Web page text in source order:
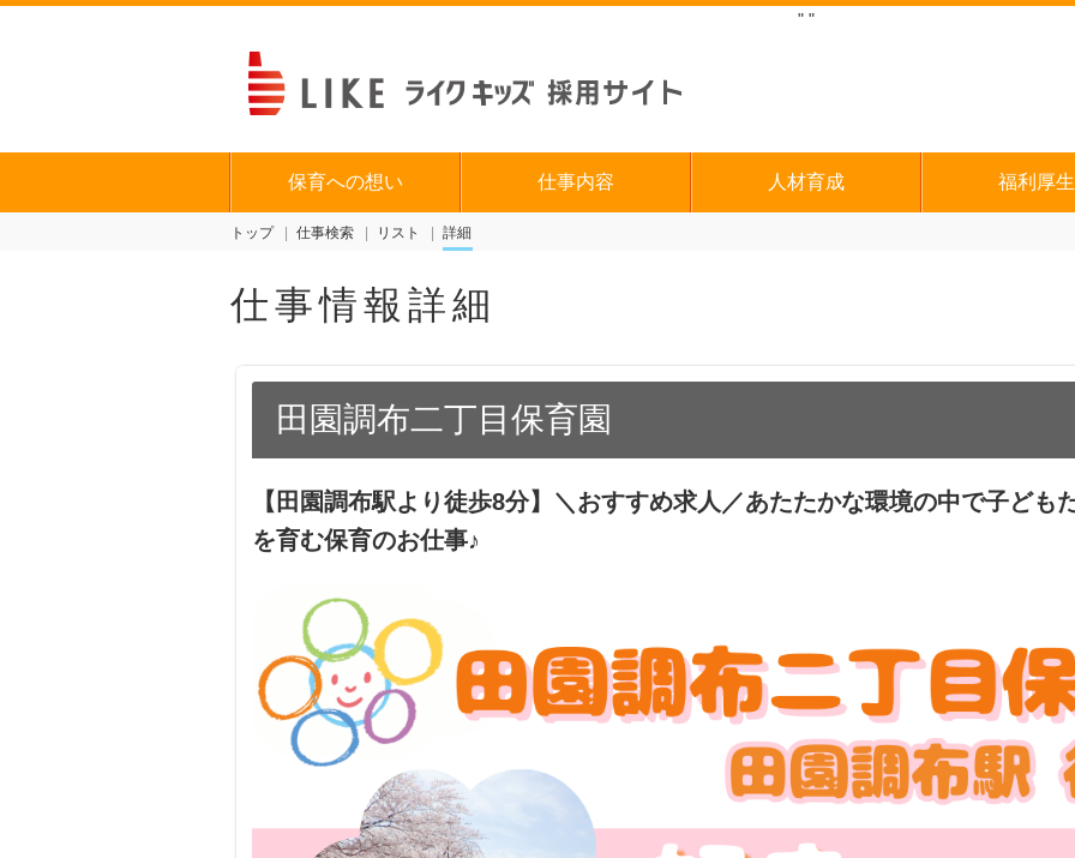
" "
保育への想い 仕事内容 人材育成 福利厚生
トップ 仕事検索 リスト 詳細
仕事情報詳細
田園調布二丁目保育園
【田園調布駅より徒歩8分】＼おすすめ求人／あたたかな環境の中で子ども
を育む保育のお仕事♪